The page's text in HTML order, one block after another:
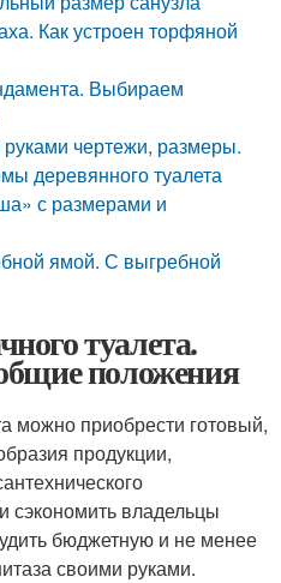
Как устроен торфяной
Выбираем
чертежи, размеры.
деревянного туалета
с размерами и
ямой. С выгребной
туалета.
положения
можно приобрести готовый,
продукции,
сэкономить владельцы
бюджетную и не менее
своими руками.